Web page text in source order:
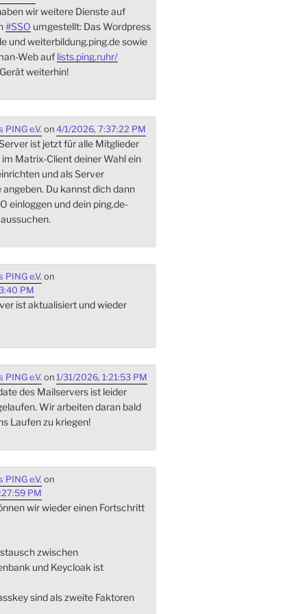
wir weitere Dienste auf
#SSO umgestellt: Das Wordpress
und weiterbildung.ping.de sowie
Web auf lists.ping.ruhr/
weiterhin!
e.V. on 4/1/2026, 7:37:22 PM
ist jetzt für alle Mitglieder
Matrix-Client deiner Wahl ein
und als Server
Du kannst dich dann
einloggen und dein ping.de-
e.V. on
PM
ist aktualisiert und wieder
e.V. on 1/31/2026, 1:21:53 PM
des Mailservers ist leider
Wir arbeiten daran bald
Laufen zu kriegen!
e.V. on
PM
wir wieder einen Fortschritt
zwischen
und Keycloak ist
sind als zweite Faktoren